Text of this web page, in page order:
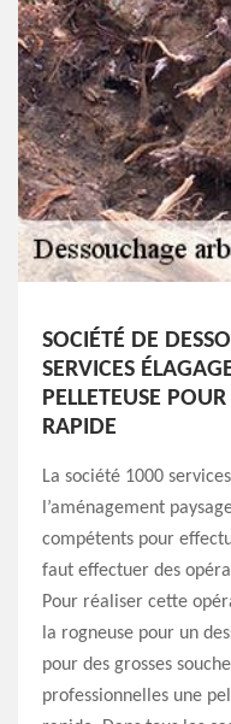
SOCIÉTÉ DE
SERVICES
PELLETEUSE
RAPIDE
La société 1000
l’aménagement
compétents pour
faut effectuer des
Pour réaliser cette
la rogneuse pour un
pour des grosses
professionnelles une